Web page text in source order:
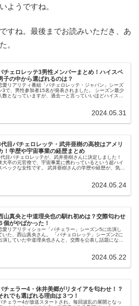
ようですね。
すね。最後までお読みいただき、あ
。
チェロレッテ3男性メンバーまとめ！ハイスペ
子の中から選ばれるのは？
愛リアリティ番組「バチェロレッテ・ジャパン」シーズ
3で、男性参加者15名が発表されました。 シーズン最少
数となっていますが、過去一と言っていいほどハイスペ
2024.05.31
目バチェロレッテ・武井亜樹の高校はアメリ
！学歴や宇宙事業の経歴まとめ
目バチェロレッテが、武井亜樹さんに決定しました！
大卒の元官僚で、宇宙事業に携わっているという超ハイ
ペックな女性です。 武井亜樹さんの学歴や経歴が、気に
2024.05.24
山真央と中道理央也の馴れ初めは？交際匂わせ
個がやばかった！
愛リアリティショー「バチェラー」シーズン5に出演し
いた、西山真央さん。 「バチェロレッテ」シーズン2に
演していた中道理央也さんと、交際を公表し話題になっ
2024.05.22
チェラー4・休井美郷がリタイアを匂わせ！？
れでも選ばれる理由は３つ！
チェラー4が放送スタートされ、毎回波乱の展開となっ